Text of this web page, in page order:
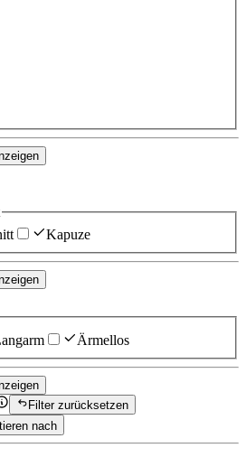
Kapuze
Ärmellos
Filter zurücksetzen
nach